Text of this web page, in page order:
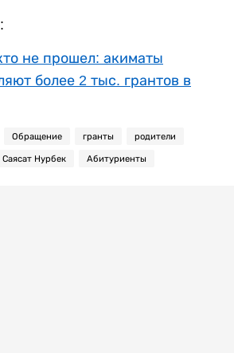
не прошел: акиматы
более 2 тыс. грантов в
Обращение гранты родители
Саясат Нурбек Абитуриенты